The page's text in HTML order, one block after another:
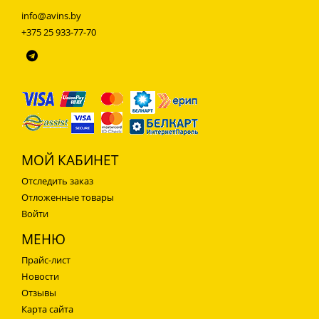
info@avins.by
+375 25 933-77-70
МОЙ КАБИНЕТ
Отследить заказ
Отложенные товары
Войти
МЕНЮ
Прайс-лист
Новости
Отзывы
Карта сайта